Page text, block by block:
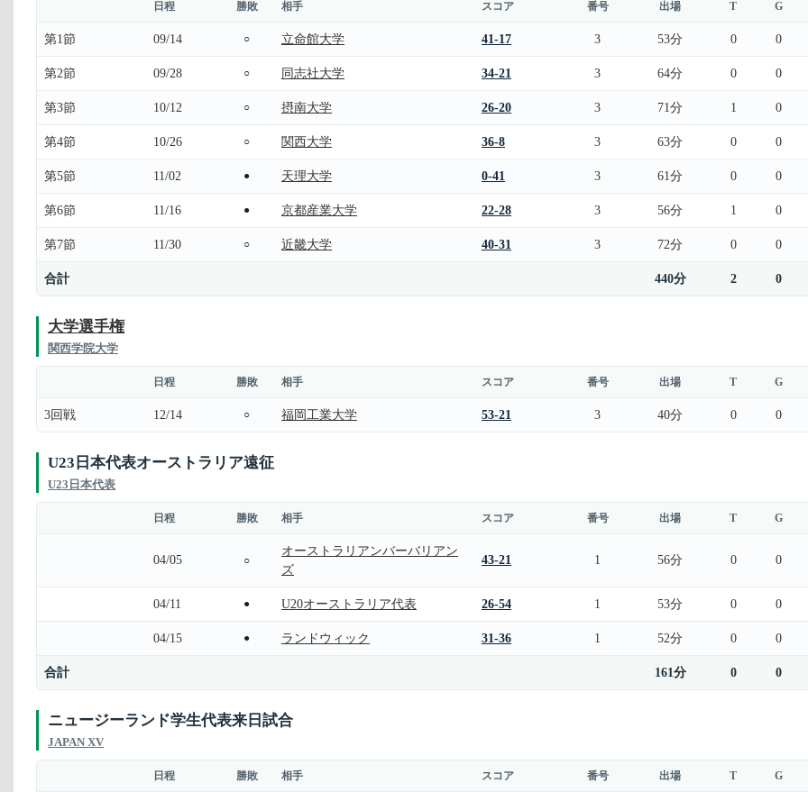
日程 勝敗 相手 スコア 番号 出場 T G
第1節 09/14 ○ 立命館大学 41-17 3 53分 0 0
第2節 09/28 ○ 同志社大学 34-21 3 64分 0 0
第3節 10/12 ○ 摂南大学 26-20 3 71分 1 0
第4節 10/26 ○ 関西大学 36-8 3 63分 0 0
第5節 11/02 ● 天理大学 0-41 3 61分 0 0
第6節 11/16 ● 京都産業大学 22-28 3 56分 1 0
第7節 11/30 ○ 近畿大学 40-31 3 72分 0 0
合計 440分 2 0
大学選手権
関西学院大学
日程 勝敗 相手 スコア 番号 出場 T G
3回戦 12/14 ○ 福岡工業大学 53-21 3 40分 0 0
U23日本代表オーストラリア遠征
U23日本代表
日程 勝敗 相手 スコア 番号 出場 T G
04/05 ○
オーストラリアンバーバリアン
ズ
43-21 1 56分 0 0
04/11 ● U20オーストラリア代表 26-54 1 53分 0 0
04/15 ● ランドウィック 31-36 1 52分 0 0
合計 161分 0 0
ニュージーランド学生代表来日試合
JAPAN XV
日程 勝敗 相手 スコア 番号 出場 T G